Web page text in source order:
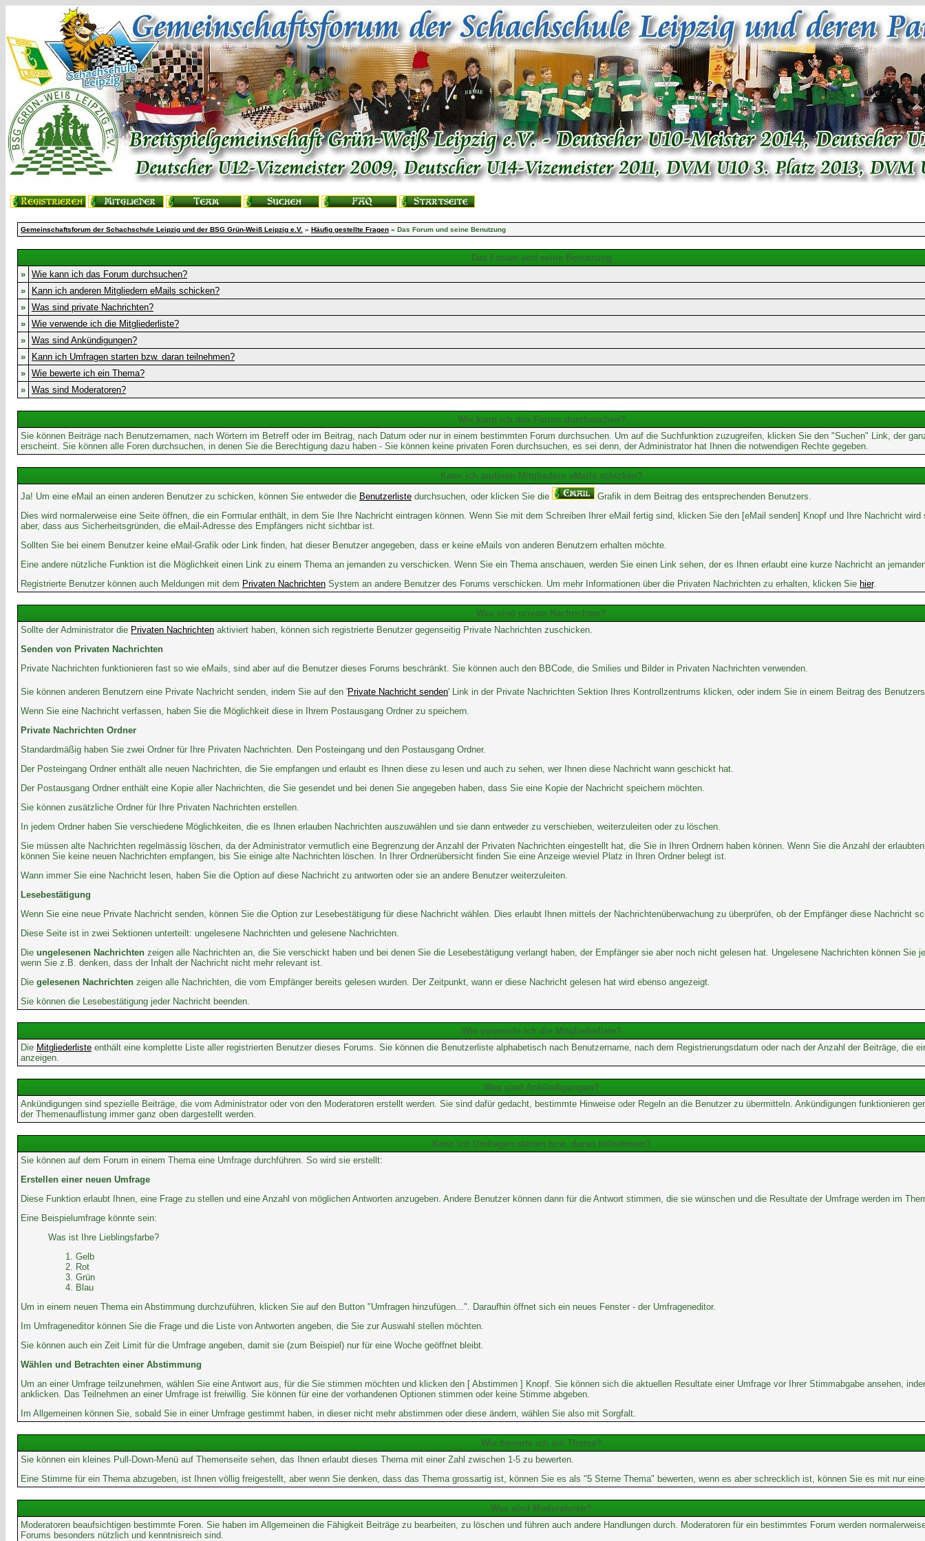
Gemeinschaftsforum der Schachschule Leipzig und der BSG Grün-Weiß Leipzig e.V. » Häufig gestellte Fragen » Das Forum und seine Benutzung
Das Forum und seine Benutzung
» Wie kann ich das Forum durchsuchen?
»
Kann ich anderen Mitgliedern eMails schicken?
» Was sind private Nachrichten?
» Wie verwende ich die Mitgliederliste?
» Was sind Ankündigungen?
»
Kann ich Umfragen starten bzw. daran teilnehmen?
» Wie bewerte ich ein Thema?
» Was sind Moderatoren?
Wie kann ich das Forum durchsuchen?
Sie können Beiträge nach Benutzernamen, nach Wörtern im Betreff oder im Beitrag, nach Datum oder nur in einem bestimmten Forum durchsuchen. Um auf die Suchfunktion zuzugreifen, klicken Sie den "Suchen" Link, der
erscheint. Sie können alle Foren durchsuchen, in denen Sie die Berechtigung dazu haben - Sie können keine privaten Foren durchsuchen, es sei denn, der Administrator hat Ihnen die notwendigen Rechte gegeben.
Kann ich anderen Mitgliedern eMails schicken?
Ja! Um eine eMail an einen anderen Benutzer zu schicken, können Sie entweder die Benutzerliste durchsuchen, oder klicken Sie die
Grafik in dem Beitrag des entsprechenden Benutzers.
Dies wird normalerweise eine Seite öffnen, die ein Formular enthält, in dem Sie Ihre Nachricht eintragen können. Wenn Sie mit dem Schreiben Ihrer eMail fertig sind, klicken Sie den [eMail senden] Knopf und Ihre Nachricht
aber, dass aus Sicherheitsgründen, die eMail-Adresse des Empfängers nicht sichtbar ist.
Sollten Sie bei einem Benutzer keine eMail-Grafik oder Link finden, hat dieser Benutzer angegeben, dass er keine eMails von anderen Benutzern erhalten möchte.
Eine andere nützliche Funktion ist die Möglichkeit einen Link zu einem Thema an jemanden zu verschicken. Wenn Sie ein Thema anschauen, werden Sie einen Link sehen, der es Ihnen erlaubt eine kurze Nachricht an
Registrierte Benutzer können auch Meldungen mit dem Privaten Nachrichten System an andere Benutzer des Forums verschicken. Um mehr Informationen über die Privaten Nachrichten zu erhalten, klicken Sie hier.
Was sind private Nachrichten?
Sollte der Administrator die Privaten Nachrichten aktiviert haben, können sich registrierte Benutzer gegenseitig Private Nachrichten zuschicken.
Senden von Privaten Nachrichten
Private Nachrichten funktionieren fast so wie eMails, sind aber auf die Benutzer dieses Forums beschränkt. Sie können auch den BBCode, die Smilies und Bilder in Privaten Nachrichten verwenden.
Sie können anderen Benutzern eine Private Nachricht senden, indem Sie auf den 'Private Nachricht senden' Link in der Private Nachrichten Sektion Ihres Kontrollzentrums klicken, oder indem Sie in einem Beitrag des
Wenn Sie eine Nachricht verfassen, haben Sie die Möglichkeit diese in Ihrem Postausgang Ordner zu speichern.
Private Nachrichten Ordner
Standardmäßig haben Sie zwei Ordner für Ihre Privaten Nachrichten. Den Posteingang und den Postausgang Ordner.
Der Posteingang Ordner enthält alle neuen Nachrichten, die Sie empfangen und erlaubt es Ihnen diese zu lesen und auch zu sehen, wer Ihnen diese Nachricht wann geschickt hat.
Der Postausgang Ordner enthält eine Kopie aller Nachrichten, die Sie gesendet und bei denen Sie angegeben haben, dass Sie eine Kopie der Nachricht speichern möchten.
Sie können zusätzliche Ordner für Ihre Privaten Nachrichten erstellen.
In jedem Ordner haben Sie verschiedene Möglichkeiten, die es Ihnen erlauben Nachrichten auszuwählen und sie dann entweder zu verschieben, weiterzuleiten oder zu löschen.
Sie müssen alte Nachrichten regelmässig löschen, da der Administrator vermutlich eine Begrenzung der Anzahl der Privaten Nachrichten eingestellt hat, die Sie in Ihren Ordnern haben können. Wenn Sie die Anzahl der
können Sie keine neuen Nachrichten empfangen, bis Sie einige alte Nachrichten löschen. In Ihrer Ordnerübersicht finden Sie eine Anzeige wieviel Platz in Ihren Ordner belegt ist.
Wann immer Sie eine Nachricht lesen, haben Sie die Option auf diese Nachricht zu antworten oder sie an andere Benutzer weiterzuleiten.
Lesebestätigung
Wenn Sie eine neue Private Nachricht senden, können Sie die Option zur Lesebestätigung für diese Nachricht wählen. Dies erlaubt Ihnen mittels der Nachrichtenüberwachung zu überprüfen, ob der Empfänger diese Nachricht
Diese Seite ist in zwei Sektionen unterteilt: ungelesene Nachrichten und gelesene Nachrichten.
Die ungelesenen Nachrichten zeigen alle Nachrichten an, die Sie verschickt haben und bei denen Sie die Lesebestätigung verlangt haben, der Empfänger sie aber noch nicht gelesen hat. Ungelesene Nachrichten können Sie
wenn Sie z.B. denken, dass der Inhalt der Nachricht nicht mehr relevant ist.
Die gelesenen Nachrichten zeigen alle Nachrichten, die vom Empfänger bereits gelesen wurden. Der Zeitpunkt, wann er diese Nachricht gelesen hat wird ebenso angezeigt.
Sie können die Lesebestätigung jeder Nachricht beenden.
Wie verwende ich die Mitgliederliste?
Die Mitgliederliste enthält eine komplette Liste aller registrierten Benutzer dieses Forums. Sie können die Benutzerliste alphabetisch nach Benutzername, nach dem Registrierungsdatum oder nach der Anzahl der Beiträge, die
anzeigen.
Was sind Ankündigungen?
Ankündigungen sind spezielle Beiträge, die vom Administrator oder von den Moderatoren erstellt werden. Sie sind dafür gedacht, bestimmte Hinweise oder Regeln an die Benutzer zu übermitteln. Ankündigungen funktionieren
der Themenauflistung immer ganz oben dargestellt werden.
Kann ich Umfragen starten bzw. daran teilnehmen?
Sie können auf dem Forum in einem Thema eine Umfrage durchführen. So wird sie erstellt:
Erstellen einer neuen Umfrage
Diese Funktion erlaubt Ihnen, eine Frage zu stellen und eine Anzahl von möglichen Antworten anzugeben. Andere Benutzer können dann für die Antwort stimmen, die sie wünschen und die Resultate der Umfrage werden im
Eine Beispielumfrage könnte sein:
Was ist Ihre Lieblingsfarbe?
Gelb
Rot
Grün
Blau
Um in einem neuen Thema ein Abstimmung durchzuführen, klicken Sie auf den Button "Umfragen hinzufügen...". Daraufhin öffnet sich ein neues Fenster - der Umfrageneditor.
Im Umfrageneditor können Sie die Frage und die Liste von Antworten angeben, die Sie zur Auswahl stellen möchten.
Sie können auch ein Zeit Limit für die Umfrage angeben, damit sie (zum Beispiel) nur für eine Woche geöffnet bleibt.
Wählen und Betrachten einer Abstimmung
Um an einer Umfrage teilzunehmen, wählen Sie eine Antwort aus, für die Sie stimmen möchten und klicken den [ Abstimmen ] Knopf. Sie können sich die aktuellen Resultate einer Umfrage vor Ihrer Stimmabgabe ansehen,
anklicken. Das Teilnehmen an einer Umfrage ist freiwillig. Sie können für eine der vorhandenen Optionen stimmen oder keine Stimme abgeben.
Im Allgemeinen können Sie, sobald Sie in einer Umfrage gestimmt haben, in dieser nicht mehr abstimmen oder diese ändern, wählen Sie also mit Sorgfalt.
Wie bewerte ich ein Thema?
Sie können ein kleines Pull-Down-Menü auf Themenseite sehen, das Ihnen erlaubt dieses Thema mit einer Zahl zwischen 1-5 zu bewerten.
Eine Stimme für ein Thema abzugeben, ist Ihnen völlig freigestellt, aber wenn Sie denken, dass das Thema grossartig ist, können Sie es als "5 Sterne Thema" bewerten, wenn es aber schrecklich ist, können Sie es mit nur
Was sind Moderatoren?
Moderatoren beaufsichtigen bestimmte Foren. Sie haben im Allgemeinen die Fähigkeit Beiträge zu bearbeiten, zu löschen und führen auch andere Handlungen durch. Moderatoren für ein bestimmtes Forum werden
Forums besonders nützlich und kenntnisreich sind.